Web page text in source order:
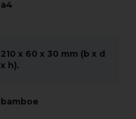
a4
210 x 60 x 30 mm (b x d
x h).
bamboe